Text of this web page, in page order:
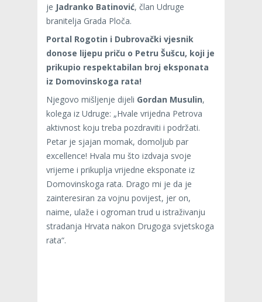
je Jadranko Batinović, član Udruge
branitelja Grada Ploča.
Portal Rogotin i Dubrovački vjesnik
donose lijepu priču o Petru Šušcu, koji je
prikupio respektabilan broj eksponata
iz Domovinskoga rata!
Njegovo mišljenje dijeli Gordan Musulin,
kolega iz Udruge: „Hvale vrijedna Petrova
aktivnost koju treba pozdraviti i podržati.
Petar je sjajan momak, domoljub par
excellence! Hvala mu što izdvaja svoje
vrijeme i prikuplja vrijedne eksponate iz
Domovinskoga rata. Drago mi je da je
zainteresiran za vojnu povijest, jer on,
naime, ulaže i ogroman trud u istraživanju
stradanja Hrvata nakon Drugoga svjetskoga
rata“.